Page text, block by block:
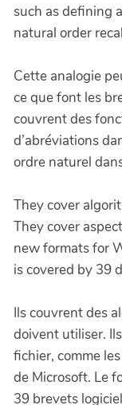
such as defining
natural order
Cette analogie
ce que font les
couvrent des
d’abréviations
ordre naturel
They cover
They cover
new formats for
is covered by 39
Ils couvrent des
doivent utiliser.
fichier, comme
de Microsoft. Le
39 brevets